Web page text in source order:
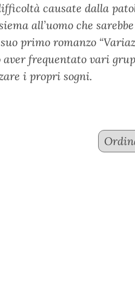
causate dalla
all’uomo che
primo romanzo
aver frequentato vari
i propri sogni.